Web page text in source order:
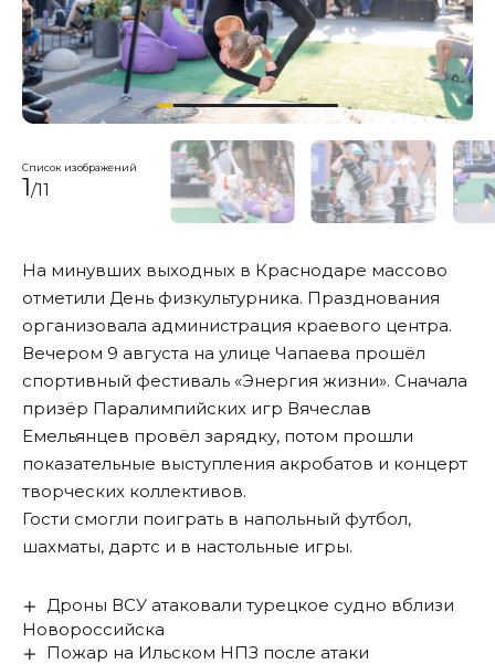
Список изображений
1/11
На минувших выходных в Краснодаре массово
отметили День физкультурника. Празднования
организовала администрация краевого центра.
Вечером 9 августа на улице Чапаева прошёл
спортивный фестиваль «Энергия жизни». Сначала
призёр Паралимпийских игр Вячеслав
Емельянцев провёл зарядку, потом прошли
показательные выступления акробатов и концерт
творческих коллективов.
Гости смогли поиграть в напольный футбол,
шахматы, дартс и в настольные игры.
Дроны ВСУ атаковали турецкое судно вблизи
Новороссийска
Пожар на Ильском НПЗ после атаки